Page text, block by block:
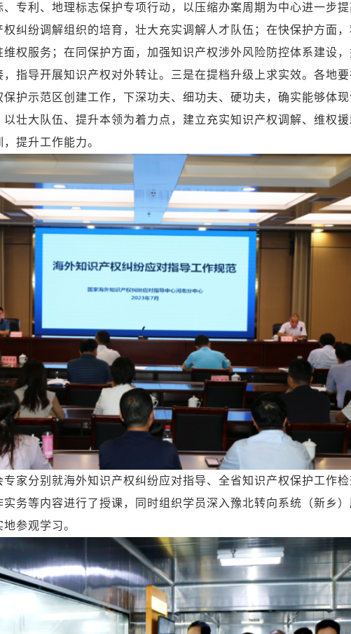
专利、地理标志保护专项行动，以压缩办案周期为中心进一步提
纠纷调解组织的培育，壮大充实调解人才队伍；在快保护方面
权服务；在同保护方面，加强知识产权涉外风险防控体系建设
指导开展知识产权对外转让。三是在提档升级上求实效。各地
护示范区创建工作，下深功夫、细功夫、硬功夫，确实能够体
壮大队伍、提升本领为着力点，建立充实知识产权调解、维权
提升工作能力。
分别就海外知识产权纠纷应对指导、全省知识产权保护工作检
务等内容进行了授课，同时组织学员深入豫北转向系统（新乡
参观学习。